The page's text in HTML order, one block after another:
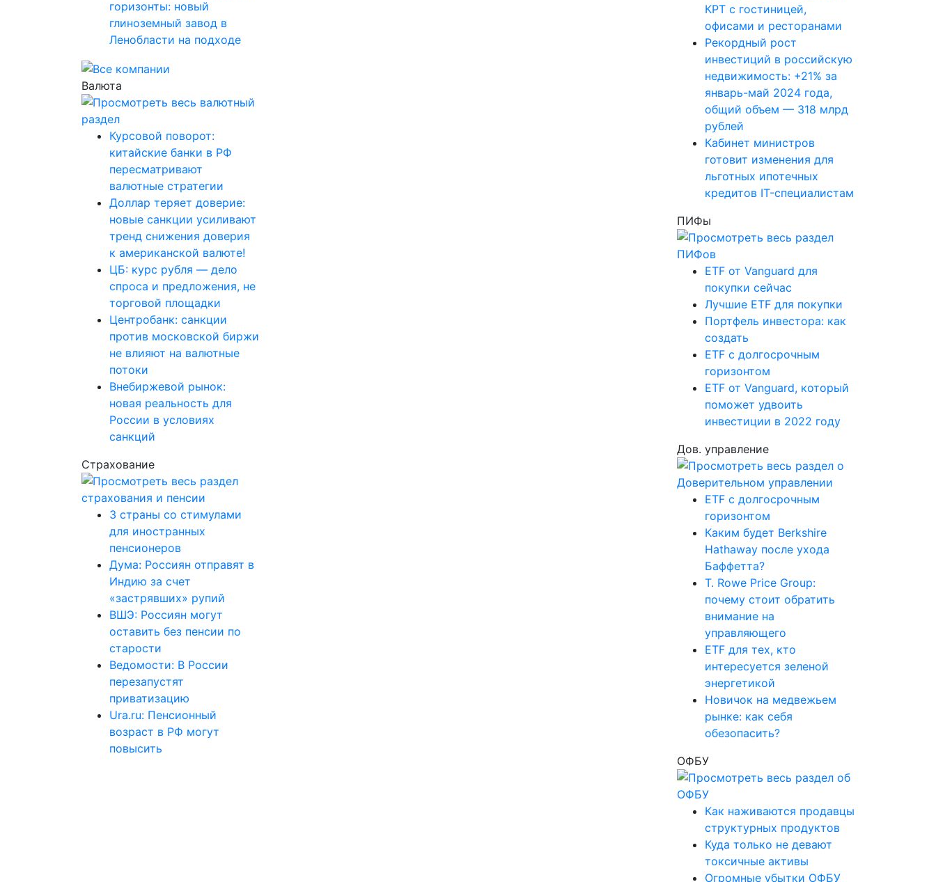
горизонты: новый
глиноземный завод в
Ленобласти на подходе
Валюта
Курсовой поворот:
китайские банки в РФ
пересматривают
валютные стратегии
Доллар теряет доверие:
новые санкции усиливают
тренд снижения доверия
к американской валюте!
ЦБ: курс рубля — дело
спроса и предложения, не
торговой площадки
Центробанк: санкции
против московской биржи
не влияют на валютные
потоки
Внебиржевой рынок:
новая реальность для
России в условиях
санкций
Страхование
3 страны со стимулами
для иностранных
пенсионеров
Дума: Россиян отправят в
Индию за счет
«застрявших» рупий
ВШЭ: Россиян могут
оставить без пенсии по
старости
Ведомости: В России
перезапустят
приватизацию
Ura.ru: Пенсионный
возраст в РФ могут
повысить
КРТ с гостиницей,
офисами и ресторанами
Рекордный рост
инвестиций в российскую
недвижимость: +21% за
январь-май 2024 года,
общий объем — 318 млрд
рублей
Кабинет министров
готовит изменения для
льготных ипотечных
кредитов IT-специалистам
ПИФы
ETF от Vanguard для
покупки сейчас
Лучшие ETF для покупки
Портфель инвестора: как
создать
ETF с долгосрочным
горизонтом
ETF от Vanguard, который
поможет удвоить
инвестиции в 2022 году
Дов. управление
ETF с долгосрочным
горизонтом
Каким будет Berkshire
Hathaway после ухода
Баффетта?
T. Rowe Price Group:
почему стоит обратить
внимание на
управляющего
ETF для тех, кто
интересуется зеленой
энергетикой
Новичок на медвежьем
рынке: как себя
обезопасить?
ОФБУ
Как наживаются продавцы
структурных продуктов
Куда только не девают
токсичные активы
Огромные убытки ОФБУ